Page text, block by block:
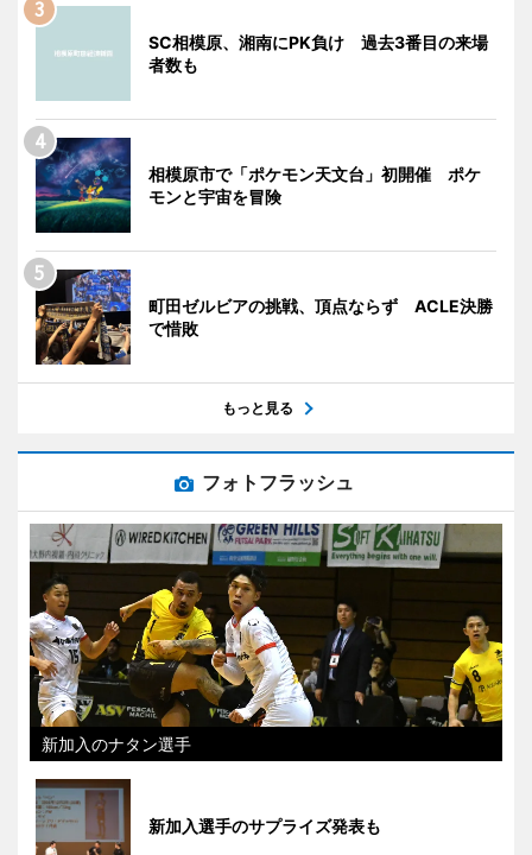
SC相模原、湘南にPK負け 過去3番目の来場
者数も
相模原市で「ポケモン天文台」初開催 ポケ
モンと宇宙を冒険
町田ゼルビアの挑戦、頂点ならず ACLE決勝
で惜敗
もっと見る
フォトフラッシュ
新加入のナタン選手
新加入選手のサプライズ発表も